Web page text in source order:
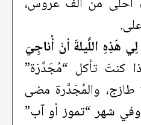
هَذِهِ اللَّيلةَ أنْ أُناجِيَ
كنتَ تأكل “مُجَدَّرَة”
والمُجَدَّرة مضى
وفي شهر “تموز أو آب”